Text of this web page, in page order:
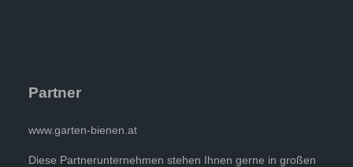
Partner
www.garten-bienen.at
Diese Partnerunternehmen stehen Ihnen gerne in großen